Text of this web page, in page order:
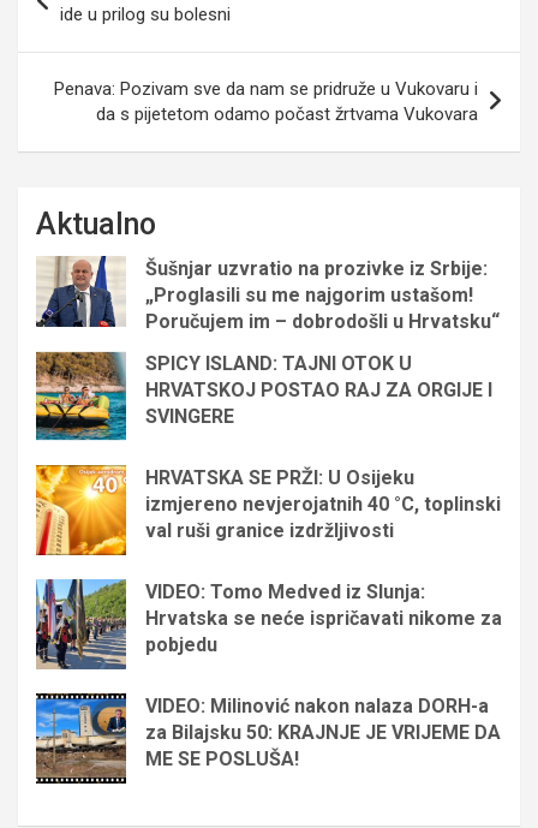
objava
ide u prilog su bolesni
Penava: Pozivam sve da nam se pridruže u Vukovaru i
da s pijetetom odamo počast žrtvama Vukovara
Aktualno
Šušnjar uzvratio na prozivke iz Srbije:
„Proglasili su me najgorim ustašom!
Poručujem im – dobrodošli u Hrvatsku“
SPICY ISLAND: TAJNI OTOK U
HRVATSKOJ POSTAO RAJ ZA ORGIJE I
SVINGERE
HRVATSKA SE PRŽI: U Osijeku
izmjereno nevjerojatnih 40 °C, toplinski
val ruši granice izdržljivosti
VIDEO: Tomo Medved iz Slunja:
Hrvatska se neće ispričavati nikome za
pobjedu
VIDEO: Milinović nakon nalaza DORH-a
za Bilajsku 50: KRAJNJE JE VRIJEME DA
ME SE POSLUŠA!